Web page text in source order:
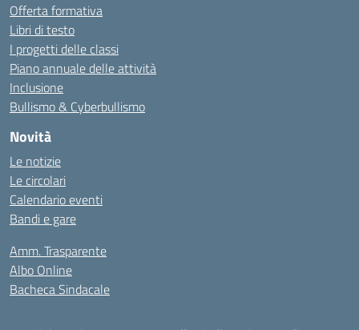
Offerta formativa
Libri di testo
I progetti delle classi
Piano annuale delle attività
Inclusione
Bullismo & Cyberbullismo
Novità
Le notizie
Le circolari
Calendario eventi
Bandi e gare
Amm. Trasparente
Albo Online
Bacheca Sindacale